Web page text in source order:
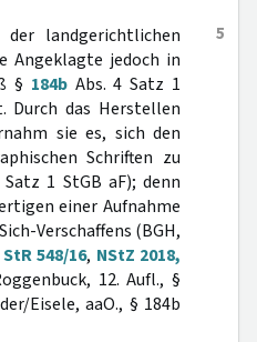
5
landgerichtlichen
Angeklagte jedoch in
§ 184bAbs. 4 Satz 1
Durch das Herstellen
sie es, sich den
Schriften zu
Satz 1 StGB aF); denn
einer Aufnahme
Verschaffens (BGH,
548/16, NStZ 2018,
12. Aufl., §
Eisele, aaO., § 184b